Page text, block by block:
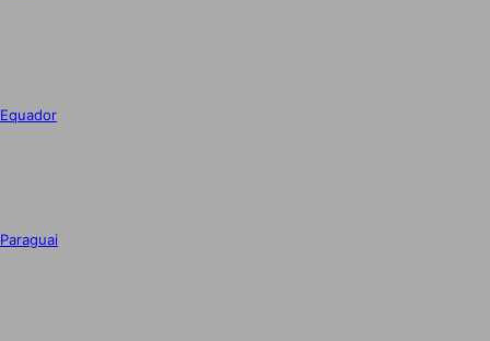
Equador
Paraguai